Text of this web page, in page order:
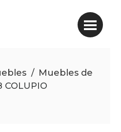
/ Muebles de
COLUPIO